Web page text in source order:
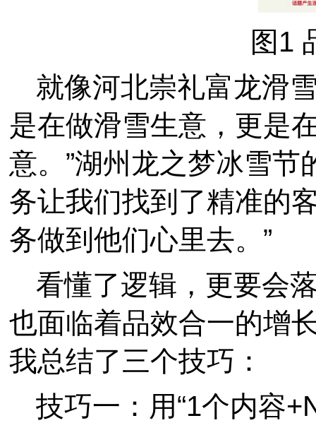
图1
就像河北崇礼富龙滑
是在做滑雪生意，更是
意。”湖州龙之梦冰雪节
务让我们找到了精准的
务做到他们心里去。”
看懂了逻辑，更要会
也面临着品效合一的增
我总结了三个技巧：
技巧一：用“1个内容